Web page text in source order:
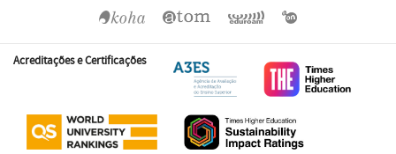
Acreditações e Certificações